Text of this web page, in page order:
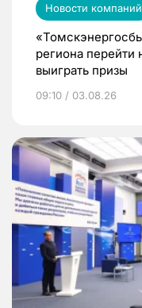
Новости компаний
региона перейти
выиграть призы
09:10 / 03.08.26